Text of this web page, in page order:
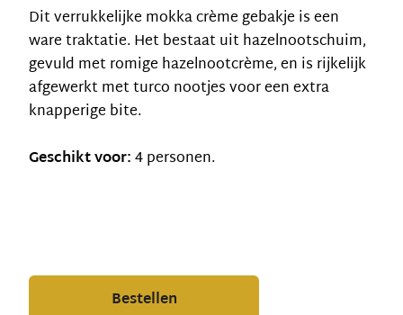
Dit verrukkelijke mokka crème gebakje is een
ware traktatie. Het bestaat uit hazelnootschuim,
gevuld met romige hazelnootcrème, en is rijkelijk
afgewerkt met turco nootjes voor een extra
knapperige bite.
Geschikt voor:4 personen.
Bestellen